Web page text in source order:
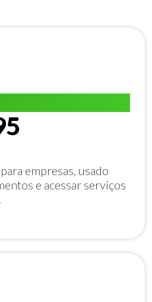
empresas, usado
e acessar serviços